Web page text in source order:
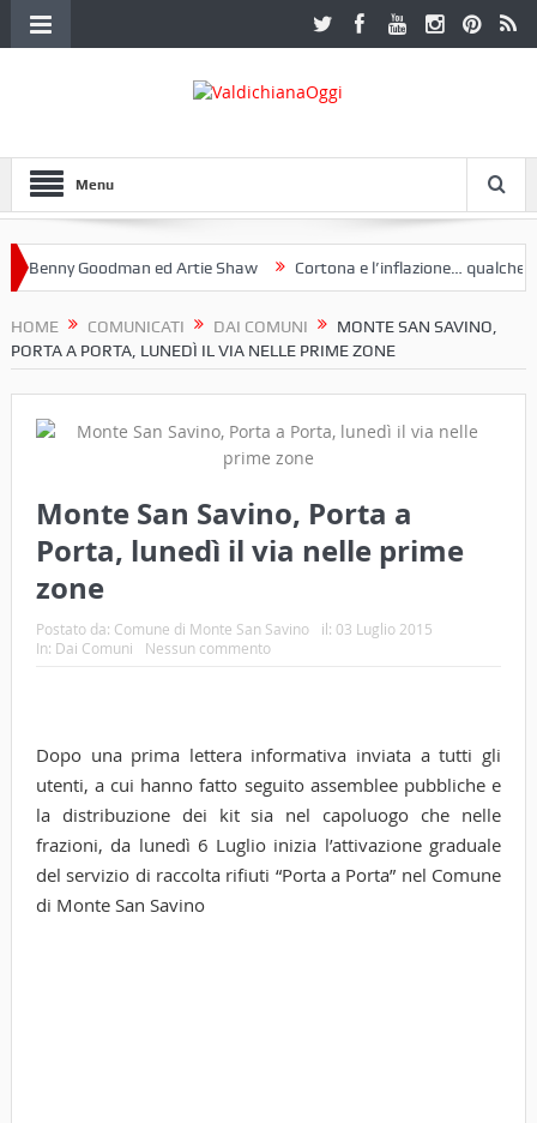
Menu
Goodman ed Artie Shaw Cortona e l’inflazione… qualche
HOME COMUNICATI DAI COMUNI
MONTE SAN SAVINO,
PORTA A PORTA, LUNEDÌ IL VIA NELLE PRIME ZONE
Monte San Savino, Porta a
Porta, lunedì il via nelle prime
zone
Postato da: Comune di Monte San Savino il: 03 Luglio 2015
In: Dai Comuni Nessun commento
Dopo una prima lettera informativa inviata a tutti gli
utenti, a cui hanno fatto seguito assemblee pubbliche e
la distribuzione dei kit sia nel capoluogo che nelle
frazioni, da lunedì 6 Luglio inizia l’attivazione graduale
del servizio di raccolta rifiuti “Porta a Porta” nel Comune
di Monte San Savino